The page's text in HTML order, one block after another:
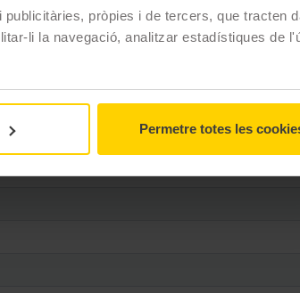
pròpies i de tercers, que tracten
li la navegació, analitzar estadístiques de
Permetre totes les
R18 93 W